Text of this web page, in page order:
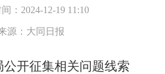
： 2024-12-19 11:10
源： 大同日报
公开征集相关问题线索